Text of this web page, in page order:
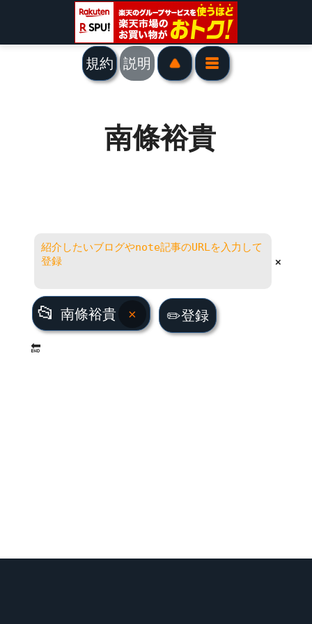
規約 説明
南條裕貴
×
📂 南條裕貴
× ✏️登録
🔚